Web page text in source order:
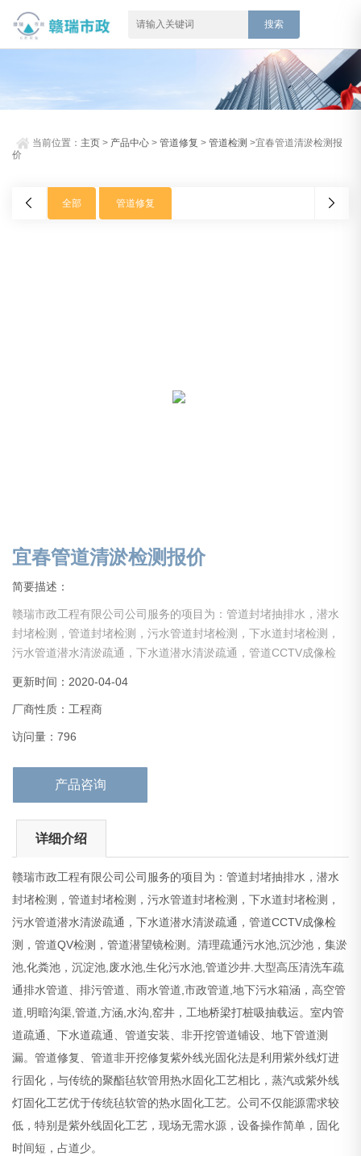
当前位置： 主页 > 产品中心 >管道修复 >管道检测 >宜春管道清淤检测报
价
全部 管道修复
宜春管道清淤检测报价
简要描述：
赣瑞市政工程有限公司公司服务的项目为：管道封堵抽排水，潜水
封堵检测，管道封堵检测，污水管道封堵检测，下水道封堵检测，
污水管道潜水清淤疏通，下水道潜水清淤疏通，管道CCTV成像检
池,化粪池，沉淀池,废水池,生化污水池,管道沙井.大型高压清洗车疏
通排水管道、排污管道、雨水管道,市政管道,地下污水箱涵，高空管
道,明暗沟渠,管道,方涵,水沟,窑
更新时间：2020-04-04
厂商性质：工程商
访问量：796
产品咨询
详细介绍
赣瑞市政工程有限公司公司服务的项目为：管道封堵抽排水，潜水
封堵检测，管道封堵检测，污水管道封堵检测，下水道封堵检测，
污水管道潜水清淤疏通，下水道潜水清淤疏通，管道CCTV成像检
测，管道QV检测，管道潜望镜检测。清理疏通污水池,沉沙池，集淤
池,化粪池，沉淀池,废水池,生化污水池,管道沙井.大型高压清洗车疏
通排水管道、排污管道、雨水管道,市政管道,地下污水箱涵，高空管
道,明暗沟渠,管道,方涵,水沟,窑井，工地桥梁打桩吸抽载运。室内管
道疏通、下水道疏通、管道安装、非开挖管道铺设、地下管道测
漏。管道修复、管道非开挖修复紫外线光固化法是利用紫外线灯进
行固化，与传统的聚酯毡软管用热水固化工艺相比，蒸汽或紫外线
灯固化工艺优于传统毡软管的热水固化工艺。公司不仅能源需求较
低，特别是紫外线固化工艺，现场无需水源，设备操作简单，固化
时间短，占道少。